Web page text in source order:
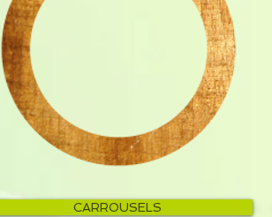
CARROUSELS